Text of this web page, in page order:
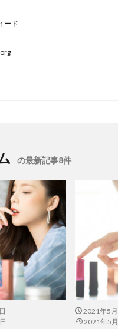
ード
の最新記事8件
2021年5
2021年5